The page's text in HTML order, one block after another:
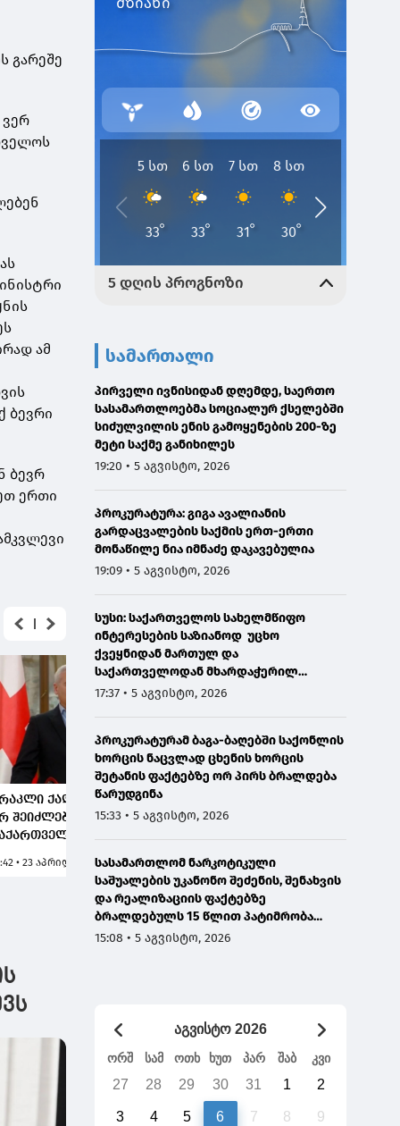
გარეშე
ვერ
ამ
ბევრი
ბევრ
ერთი
ქადაგიშვილი:
შეიძლება,
ამ
მოლოდინი
ჰყავს
სუსტი, არამედ
• 23 აპრილი, 2026
შეიძლება, უცხოელი
კანონიერად
ურთიერთობ მასთან,
გვინახავს, "კანვასი",
თუ აკერმანი როგორ
ამზადებდნენ
11:45 • 23 აპრილი, 2026
სამართალი
პირველი ივნისიდან დღემდე, საერთო
სასამართლოებმა სოციალურ ქსელებში
სიძულვილის ენის გამოყენების 200-ზე
მეტი საქმე განიხილეს
19:20 • 5 აგვისტო, 2026
პროკურატურა: გიგა ავალიანის
გარდაცვალების საქმის ერთ-ერთი
მონაწილე ნია იმნაძე დაკავებულია
19:09 • 5 აგვისტო, 2026
სუსი: საქართველოს სახელმწიფო
ინტერესების საზიანოდ უცხო
ქვეყნიდან მართულ და
საქართველოდან მხარდაჭერილ
დისკრედიტაციულ საინფორმაციო
17:37 • 5 აგვისტო, 2026
პროკურატურამ ბაგა-ბაღებში საქონლის
ხორცის ნაცვლად ცხენის ხორცის
შეტანის ფაქტებზე ორ პირს ბრალდება
წარუდგინა
15:33 • 5 აგვისტო, 2026
სასამართლომ ნარკოტიკული
საშუალების უკანონო შეძენის, შენახვის
და რეალიზაციის ფაქტებზე
ბრალდებულს 15 წლით პატიმრობა
მიუსაჯა
15:08 • 5 აგვისტო, 2026
აგვისტო 2026
ორშ სამ ოთხ ხუთ პარ შაბ კვი
27 28 29 30 31 1 2
3 4 5 6 7 8 9